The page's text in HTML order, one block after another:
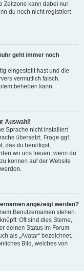
Zeitzone kann dabei nur
du noch nicht registriert
geht immer noch
eingestellt hast und die
vermutlich falsch.
beheben kann.
Auswahl!
Sprache nicht installiert
übersetzt. Frage ggf.
das du benötigst,
wir uns freuen, wenn du
können auf der Website
angezeigt werden?
Benutzernamen stehen.
Oft sind dies Sterne,
deinen Status im Forum
als „Avatar“ bezeichnet.
Bild, welches von